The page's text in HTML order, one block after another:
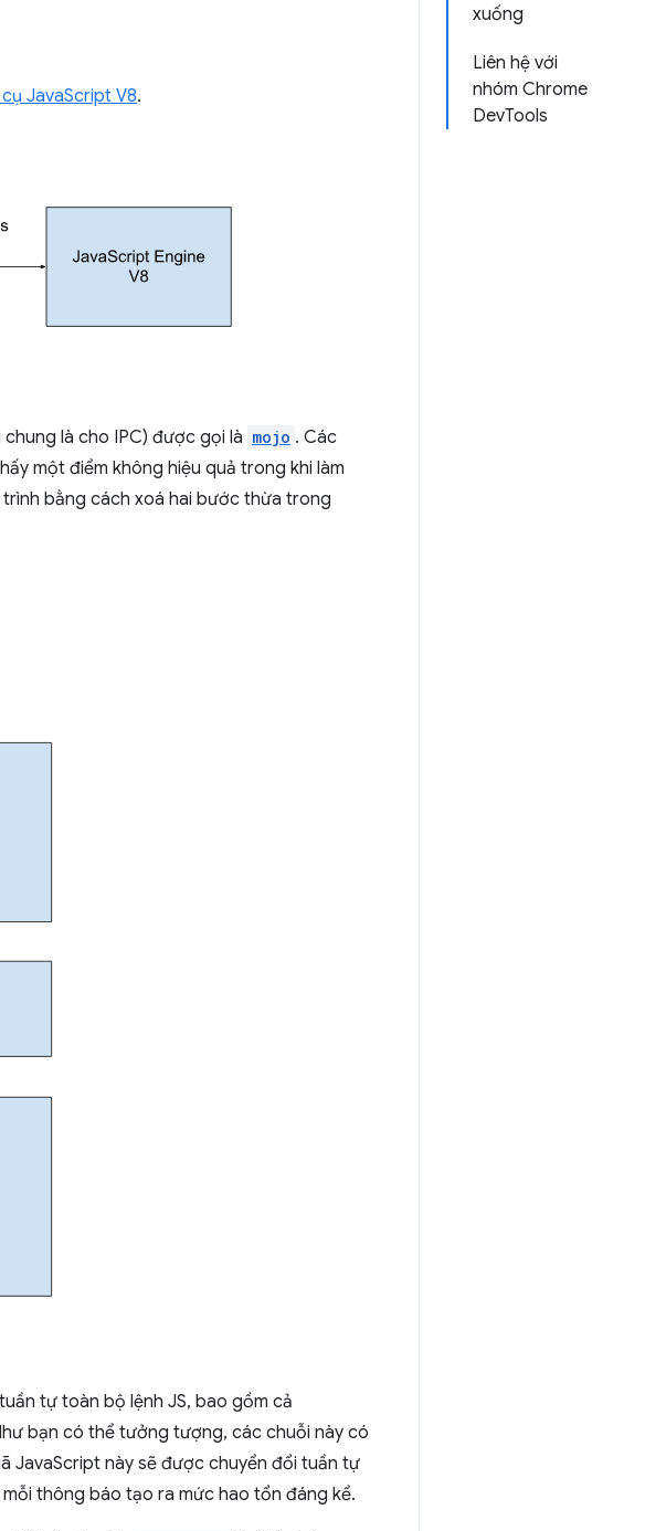
xuống
Liên hệ với
nhóm Chrome
DevTools
JavaScript V8.
là cho IPC) được gọi là mojo . Các
một điểm không hiệu quả trong khi làm
bằng cách xoá hai bước thừa trong
tự toàn bộ lệnh JS, bao gồm cả
bạn có thể tưởng tượng, các chuỗi này có
JavaScript này sẽ được chuyển đổi tuần tự
thông báo tạo ra mức hao tổn đáng kể.